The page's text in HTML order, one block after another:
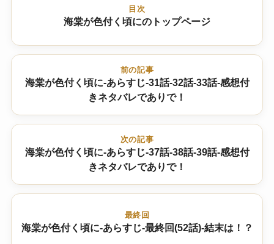
目次
海棠が色付く頃にのトップページ
前の記事
海棠が色付く頃に-あらすじ-31話-32話-33話-感想付
きネタバレでありで！
次の記事
海棠が色付く頃に-あらすじ-37話-38話-39話-感想付
きネタバレでありで！
最終回
海棠が色付く頃に-あらすじ-最終回(52話)-結末は！？